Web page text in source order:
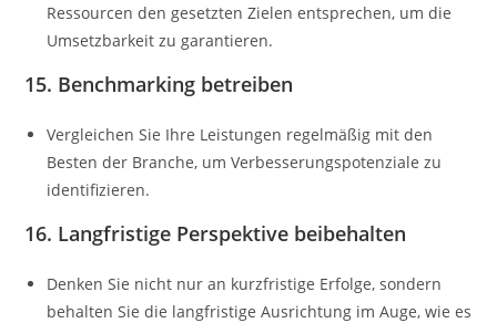
Ressourcen den gesetzten Zielen entsprechen, um die
Umsetzbarkeit zu garantieren.
15. Benchmarking betreiben
Vergleichen Sie Ihre Leistungen regelmäßig mit den
Besten der Branche, um Verbesserungspotenziale zu
identifizieren.
16. Langfristige Perspektive beibehalten
Denken Sie nicht nur an kurzfristige Erfolge, sondern
behalten Sie die langfristige Ausrichtung im Auge, wie es